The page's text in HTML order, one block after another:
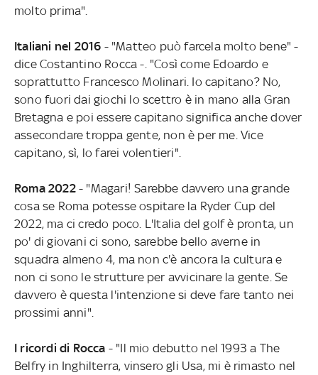
molto prima".
Italiani nel 2016 - "Matteo può farcela molto bene" -
dice Costantino Rocca -. "Così come Edoardo e
soprattutto Francesco Molinari. Io capitano? No,
sono fuori dai giochi lo scettro è in mano alla Gran
Bretagna e poi essere capitano significa anche dover
assecondare troppa gente, non è per me. Vice
capitano, sì, lo farei volentieri".
Roma 2022 - "Magari! Sarebbe davvero una grande
cosa se Roma potesse ospitare la Ryder Cup del
2022, ma ci credo poco. L'Italia del golf è pronta, un
po' di giovani ci sono, sarebbe bello averne in
squadra almeno 4, ma non c'è ancora la cultura e
non ci sono le strutture per avvicinare la gente. Se
davvero è questa l'intenzione si deve fare tanto nei
prossimi anni".
I ricordi di Rocca - "Il mio debutto nel 1993 a The
Belfry in Inghilterra, vinsero gli Usa, mi è rimasto nel